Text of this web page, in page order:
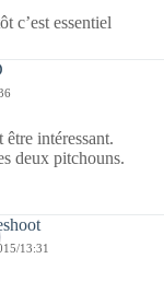
c’est essentiel
intéressant.
deux pitchouns.
13:31